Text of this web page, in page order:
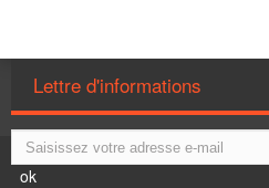
Lettre d'informations
ok